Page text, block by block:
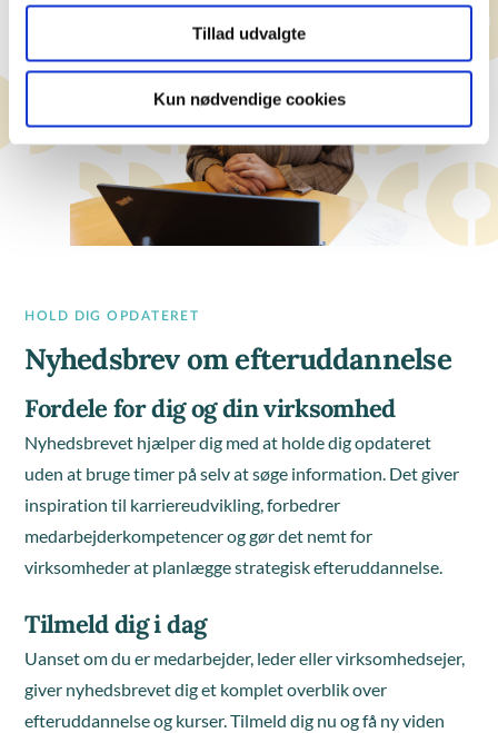
Tillad udvalgte
Kun nødvendige cookies
HOLD DIG OPDATERET
Nyhedsbrev om efteruddannelse
Fordele for dig og din virksomhed
Nyhedsbrevet hjælper dig med at holde dig opdateret
uden at bruge timer på selv at søge information. Det giver
inspiration til karriereudvikling, forbedrer
medarbejderkompetencer og gør det nemt for
virksomheder at planlægge strategisk efteruddannelse.
Tilmeld dig i dag
Uanset om du er medarbejder, leder eller virksomhedsejer,
giver nyhedsbrevet dig et komplet overblik over
efteruddannelse og kurser. Tilmeld dig nu og få ny viden